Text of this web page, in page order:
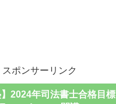
スポンサーリンク
】2024年司法書士合格目標